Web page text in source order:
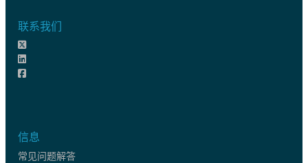
联系我们
信息
常见问题解答